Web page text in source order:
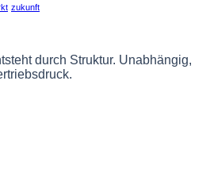
zukunft
durch Struktur. Unabhängig,